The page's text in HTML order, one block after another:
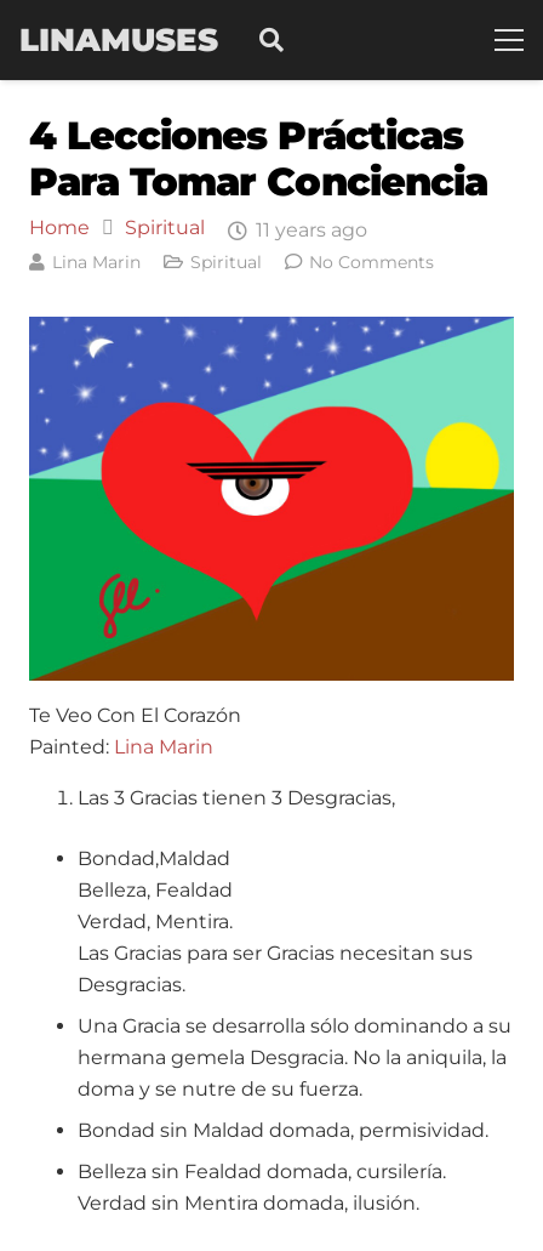
LINAMUSES
4 Lecciones Prácticas
Para Tomar Conciencia
Home Spiritual 11 years ago
Lina Marin Spiritual No Comments
Te Veo Con El Corazón
Painted: Lina Marin
Las 3 Gracias tienen 3 Desgracias,
Bondad,Maldad
Belleza, Fealdad
Verdad, Mentira.
Las Gracias para ser Gracias necesitan sus
Desgracias.
Una Gracia se desarrolla sólo dominando a su
hermana gemela Desgracia. No la aniquila, la
doma y se nutre de su fuerza.
Bondad sin Maldad domada, permisividad.
Belleza sin Fealdad domada, cursilería.
Verdad sin Mentira domada, ilusión.